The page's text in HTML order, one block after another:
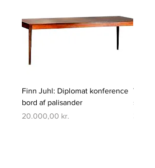
Finn Juhl: Diplomat konference
bord af palisander
Pris
20.000,00 kr.